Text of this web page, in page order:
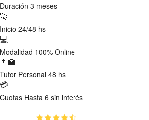
Duración 3 meses
🚀
Inicio 24/48 hs
💻
Modalidad 100% Online
👨‍🏫
Tutor Personal 48 hs
💳
Cuotas Hasta 6 sin interés